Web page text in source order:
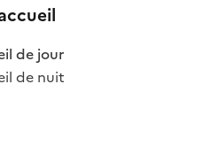
de jour
: disponible
de nuit
: non disponible